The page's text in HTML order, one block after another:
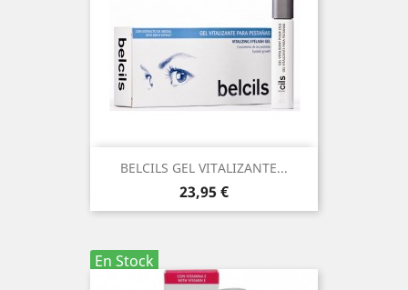
BELCILS GEL VITALIZANTE...
Precio
23,95 €
En Stock